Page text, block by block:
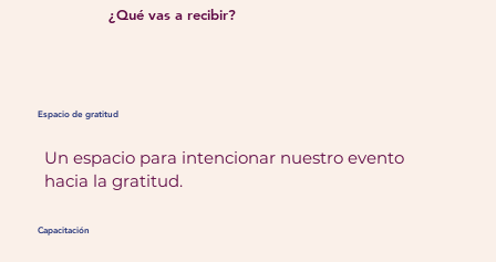
Espacio de gratitud
Un espacio para intencionar nuestro evento
hacia la gratitud.
Capacitación
¿Qué vas a recibir?